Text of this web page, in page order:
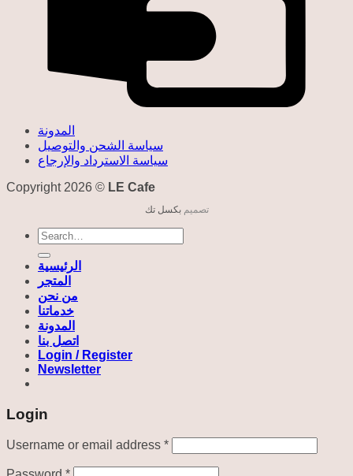
المدونة
سياسة الشحن والتوصيل
سياسة الاسترداد والإرجاع
Copyright 2026 © LE Cafe
تصميمبكسل تك
Search
for:
الرئيسية
المتجر
من نحن
خدماتنا
المدونة
اتصل بنا
Login / Register
Newsletter
Login
Username or email address *Required
Required